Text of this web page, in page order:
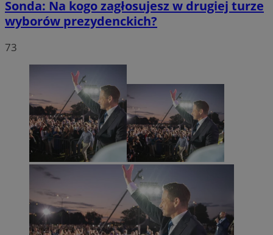
Sonda: Na kogo zagłosujesz w drugiej turze
wyborów prezydenckich?
73